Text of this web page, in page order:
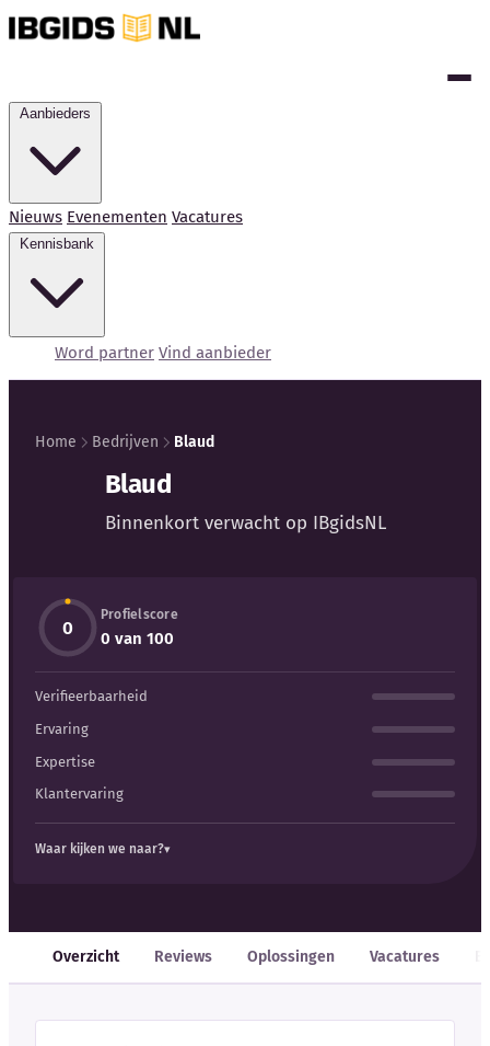
Nieuws Evenementen Vacatures
Word partner Vind aanbieder
Externe bronnen
Woordenboek
Auteurs
Home Bedrijven Blaud
Blaud
Binnenkort verwacht op IBgidsNL
0
Profielscore
0 van 100
Verifieerbaarheid
Ervaring
Expertise
Klantervaring
Waar kijken we naar?
Overzicht Reviews Oplossingen Vacatures